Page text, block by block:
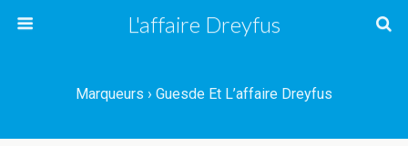
L'affaire Dreyfus
Marqueurs › Guesde Et L’affaire Dreyfus